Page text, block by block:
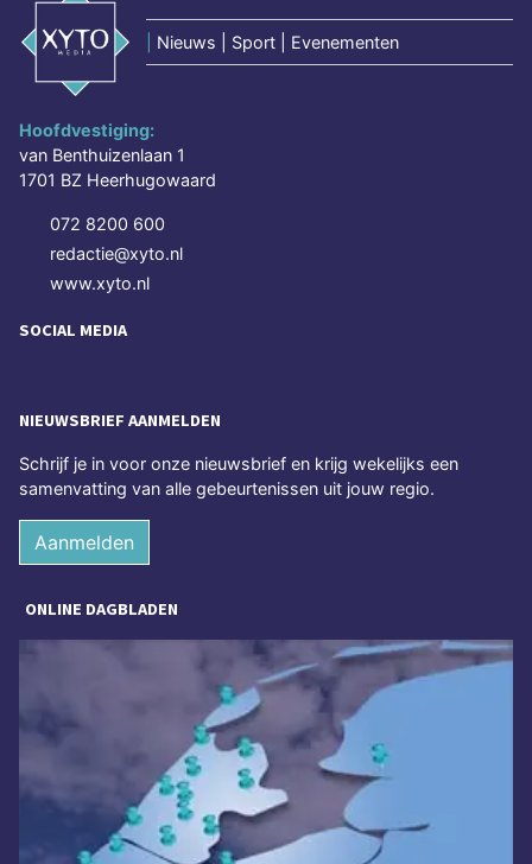
Nieuws | Sport | Evenementen
Hoofdvestiging:
van Benthuizenlaan 1
1701 BZ Heerhugowaard
072 8200 600
redactie@xyto.nl
www.xyto.nl
SOCIAL MEDIA
NIEUWSBRIEF AANMELDEN
Schrijf je in voor onze nieuwsbrief en krijg wekelijks een
samenvatting van alle gebeurtenissen uit jouw regio.
Aanmelden
ONLINE DAGBLADEN